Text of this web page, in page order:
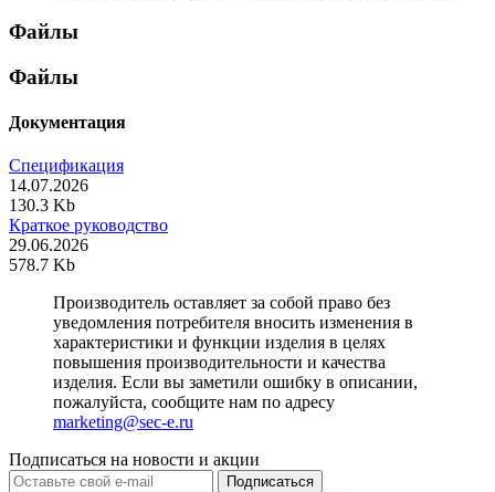
Файлы
Файлы
Документация
Спецификация
14.07.2026
130.3 Kb
Краткое руководство
29.06.2026
578.7 Kb
Производитель оставляет за собой право без
уведомления потребителя вносить изменения в
характеристики и функции изделия в целях
повышения производительности и качества
изделия. Если вы заметили ошибку в описании,
пожалуйста, сообщите нам по адресу
marketing@sec-e.ru
Подписаться на новости и акции
Подписаться